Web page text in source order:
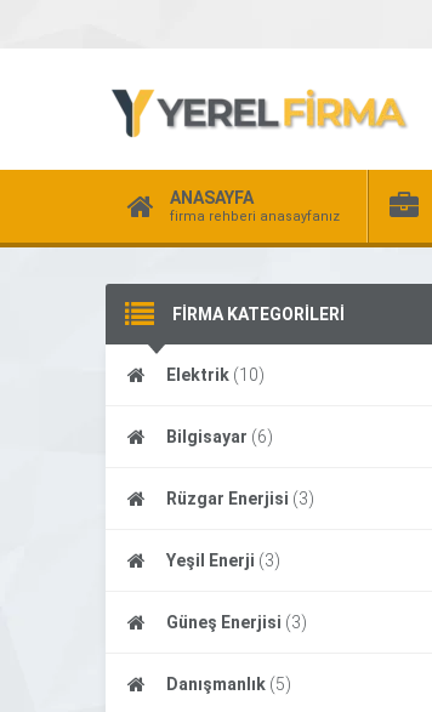
ANASAYFA
firma rehberi anasayfanız
FİRMA KATEGORİLERİ
Elektrik (10)
Bilgisayar (6)
Rüzgar Enerjisi (3)
Yeşil Enerji (3)
Güneş Enerjisi (3)
Danışmanlık (5)